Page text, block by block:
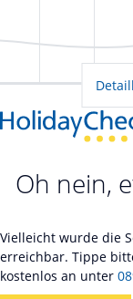
Oh nein,
Vielleicht wurde die
erreichbar. Tippe
kostenlos an unter